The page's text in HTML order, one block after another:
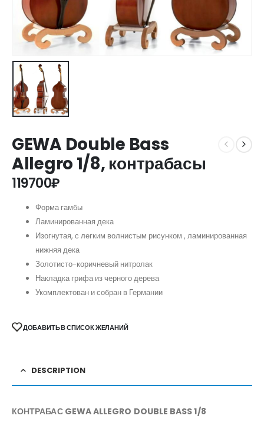
GEWA Double Bass
Allegro 1/8, контрабасы
119700₽
Форма гамбы
Ламинированная дека
Изогнутая, с легким волнистым рисунком , ламинированная
нижняя дека
Золотисто-коричневый нитролак
Накладка грифа из черного дерева
Укомплектован и собран в Германии
ДОБАВИТЬ В СПИСОК ЖЕЛАНИЙ
DESCRIPTION
КОНТРАБАС GEWA ALLEGRO DOUBLE BASS 1/8